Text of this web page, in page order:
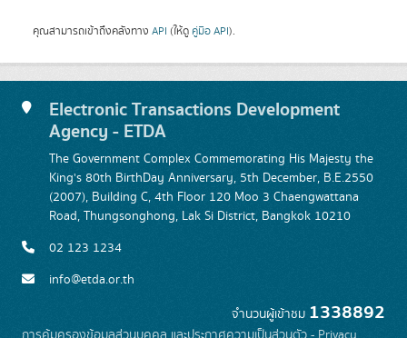
คุณสามารถเข้าถึงคลังทาง API (ให้ดู คู่มือ API).
Electronic Transactions Development
Agency - ETDA
The Government Complex Commemorating His Majesty the
King's 80th BirthDay Anniversary, 5th December, B.E.2550
(2007), Building C, 4th Floor 120 Moo 3 Chaengwattana
Road, Thungsonghong, Lak Si District, Bangkok 10210
02 123 1234
info@etda.or.th
จำนวนผู้เข้าชม 1338892